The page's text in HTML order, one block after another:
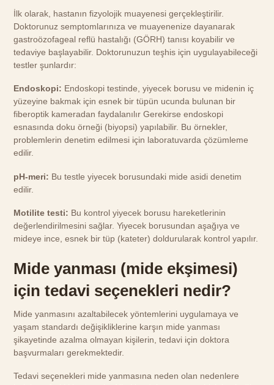
İlk olarak, hastanın fizyolojik muayenesi gerçekleştirilir.
Doktorunuz semptomlarınıza ve muayenenize dayanarak
gastroözofageal reflü hastalığı (GÖRH) tanısı koyabilir ve
tedaviye başlayabilir. Doktorunuzun teşhis için uygulayabileceği
testler şunlardır:
Endoskopi: Endoskopi testinde, yiyecek borusu ve midenin iç
yüzeyine bakmak için esnek bir tüpün ucunda bulunan bir
fiberoptik kameradan faydalanılır Gerekirse endoskopi
esnasında doku örneği (biyopsi) yapılabilir. Bu örnekler,
problemlerin denetim edilmesi için laboratuvarda çözümleme
edilir.
pH-meri: Bu testle yiyecek borusundaki mide asidi denetim
edilir.
Motilite testi: Bu kontrol yiyecek borusu hareketlerinin
değerlendirilmesini sağlar. Yiyecek borusundan aşağıya ve
mideye ince, esnek bir tüp (kateter) doldurularak kontrol yapılır.
Mide yanması (mide ekşimesi)
için tedavi seçenekleri nedir?
Mide yanmasını azaltabilecek yöntemlerini uygulamaya ve
yaşam standardı değişikliklerine karşın mide yanması
şikayetinde azalma olmayan kişilerin, tedavi için doktora
başvurmaları gerekmektedir.
Tedavi seçenekleri mide yanmasına neden olan nedenlere